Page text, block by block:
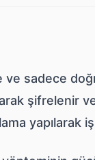
ve sadece
şifrelenir
yapılarak